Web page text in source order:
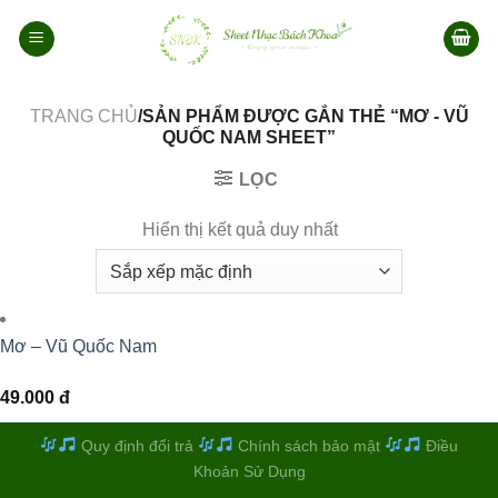
qua
TRANG CHỦ/SẢN PHẨM ĐƯỢC GẮN THẺ “MƠ - VŨ
QUỐC NAM SHEET”
LỌC
Hiển thị kết quả duy nhất
Mơ – Vũ Quốc Nam
49.000 đ
Quy định đổi trả Chính sách bảo mật
Điều
Khoản Sử Dụng